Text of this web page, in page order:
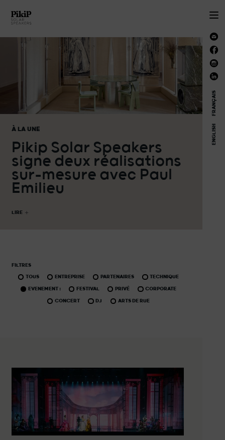
ENGLISH
FRANÇAIS
À LA UNE
Pikip Solar Speakers
signe deux réalisations
sur-mesure avec Paul
Emilieu
LIRE
FILTRES
TOUS
ENTREPRISE PARTENAIRES TECHNIQUE
EVENEMENT : FESTIVAL PRIVÉ CORPORATE
CONCERT DJ ARTS DE RUE